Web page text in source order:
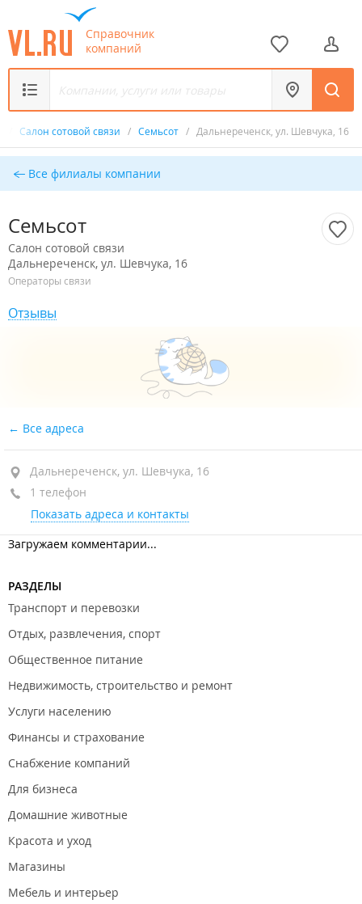
Справочник
компаний
Салон сотовой связи / Семьсот / Дальнереченск, ул. Шевчука, 16
Все филиалы компании
Семьсот
Салон сотовой связи
Дальнереченск, ул. Шевчука, 16
Операторы связи
Отзывы
Все адреса
Дальнереченск, ул. Шевчука, 16
1 телефон
Показать адреса и контакты
Загружаем комментарии...
РАЗДЕЛЫ
Транспорт и перевозки
Отдых, развлечения, спорт
Общественное питание
Недвижимость, строительство и ремонт
Услуги населению
Финансы и страхование
Снабжение компаний
Для бизнеса
Домашние животные
Красота и уход
Магазины
Мебель и интерьер